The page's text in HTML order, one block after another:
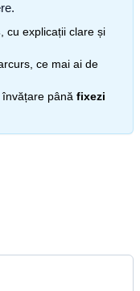
, cu explicații clare și
ce mai ai de
până fixezi